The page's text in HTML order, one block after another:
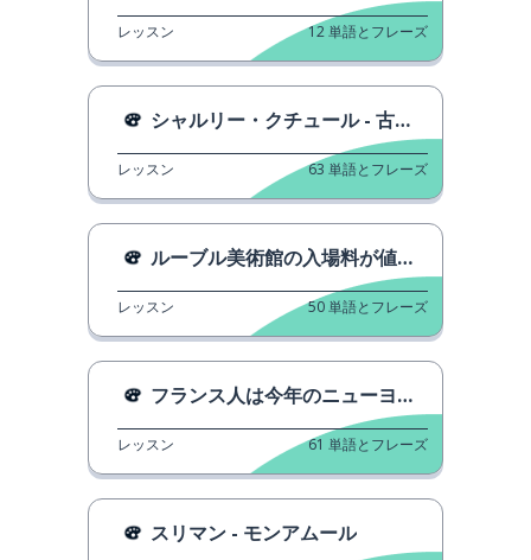
レッスン 12単語とフレーズ
シャルリー・クチュール - 古いアーティスト
レッスン 63 単語とフレーズ
ルーブル美術館の入場料が値上がりします
レッスン 50単語とフレーズ
フランス人は今年のニューヨークをどのように祝いますか？
レッスン 61 単語とフレーズ
スリマン - モンアムール